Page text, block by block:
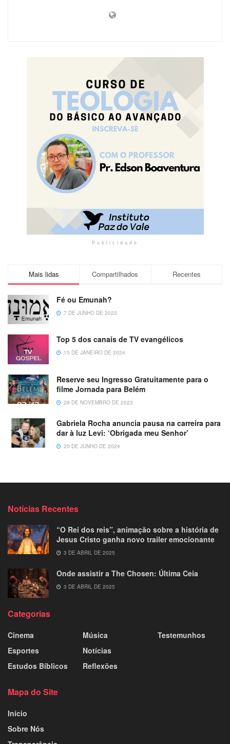
Publicidade
Mais lidas Compartilhados Recentes
Fé ou Emunah?
7 DE JUNHO DE 2023
Top 5 dos canais de TV evangélicos
15 DE JANEIRO DE 2024
Reserve seu Ingresso Gratuitamente para o
filme Jornada para Belém
29 DE NOVEMBRO DE 2023
Gabriela Rocha anuncia pausa na carreira para
dar à luz Levi: ‘Obrigada meu Senhor’
20 DE JUNHO DE 2024
Notícias Recentes
“O Rei dos reis”, animação sobre a história de
Jesus Cristo ganha novo trailer emocionante
3 DE ABRIL DE 2025
Onde assistir a The Chosen: Última Ceia
3 DE ABRIL DE 2025
Categorias
Cinema
Esportes
Estudos Bíblicos
Música
Notícias
Reflexões
Testemunhos
Mapa do Site
Início
Sobre Nós